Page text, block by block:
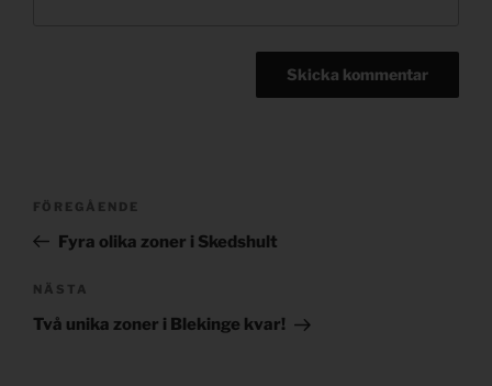
Post
Föregående
inlägg
FÖREGÅENDE
Fyra olika zoner i Skedshult
Nästa
inlägg
NÄSTA
Två unika zoner i Blekinge kvar!